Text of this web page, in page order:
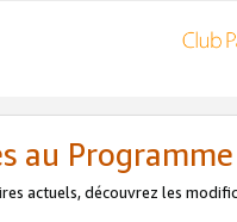
au
actuels, découvrez les